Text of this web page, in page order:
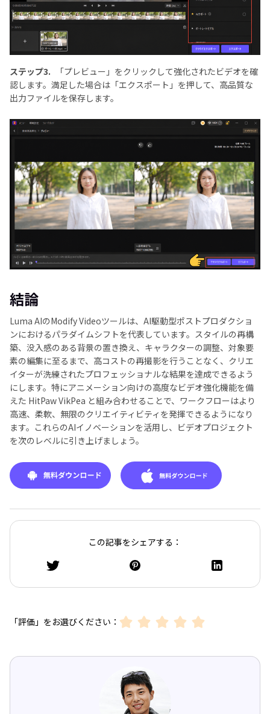
ステップ3.
「プレビュー」をクリックして強化されたビデオを確
認します。満足した場合は「エクスポート」を押して、高品質な
出力ファイルを保存します。
結論
Luma AIのModify Videoツールは、AI駆動型ポストプロダクショ
ンにおけるパラダイムシフトを代表しています。スタイルの再構
築、没入感のある背景の置き換え、キャラクターの調整、対象要
素の編集に至るまで、高コストの再撮影を行うことなく、クリエ
イターが洗練されたプロフェッショナルな結果を達成できるよう
にします。特にアニメーション向けの高度なビデオ強化機能を備
えた HitPaw VikPea と組み合わせることで、ワークフローはより
高速、柔軟、無限のクリエイティビティを発揮できるようになり
ます。これらのAIイノベーションを活用し、ビデオプロジェクト
を次のレベルに引き上げましょう。
この記事をシェアする：
「評価」をお選びください：